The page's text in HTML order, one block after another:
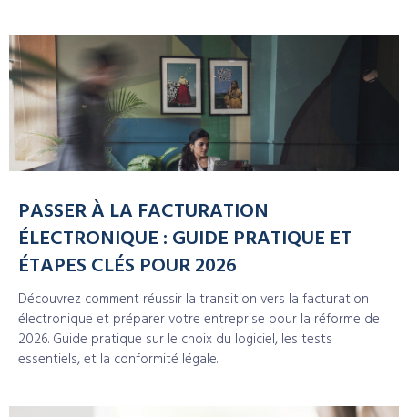
PASSER À LA FACTURATION
ÉLECTRONIQUE : GUIDE PRATIQUE ET
ÉTAPES CLÉS POUR 2026
Découvrez comment réussir la transition vers la facturation
électronique et préparer votre entreprise pour la réforme de
2026. Guide pratique sur le choix du logiciel, les tests
essentiels, et la conformité légale.